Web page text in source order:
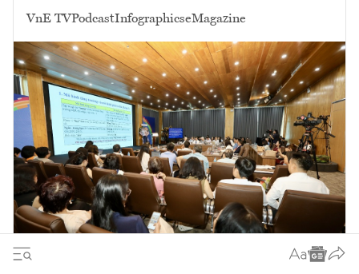
VnE TVPodcastInfographicseMagazine
Để quyết sách tạo ra tăng trưởng: